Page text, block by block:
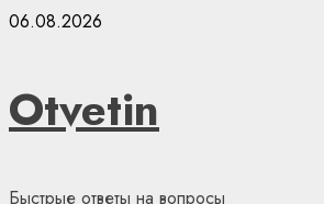
Skip
06.08.2026
Otvetin
Быстрые ответы на вопросы